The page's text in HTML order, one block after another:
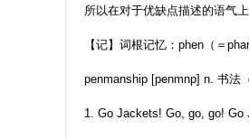
所以在对于优缺点描述的语气
【记】词根记忆：phen（＝
penmanship [penmnp] n. 书法
1. Go Jackets! Go, go, go! Go